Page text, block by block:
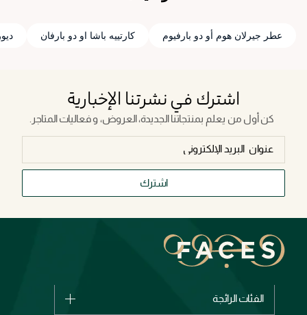
عطر جيرلان هوم أو دو بارفيوم كارتييه باشا او دو بارفان
اشترك في نشرتنا الإخبارية
كن أول من يعلم بمنتجاتنا الجديدة، العروض، و فعاليات المتاجر.
اشترك
الفئات الرائجة